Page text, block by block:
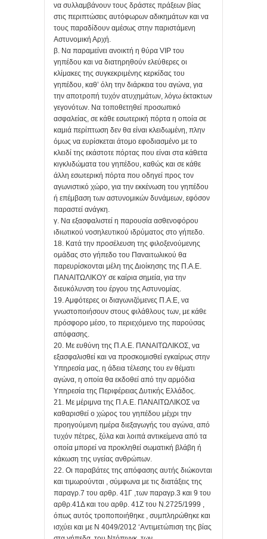
να συλλαμβάνουν τους δράστες πράξεων βίας
στις περιπτώσεις αυτόφωρων αδικημάτων και να
τους παραδίδουν αμέσως στην παριστάμενη
Αστυνομική Αρχή.
β. Να παραμείνει ανοικτή η θύρα VIP του
γηπέδου και να διατηρηθούν ελεύθερες οι
κλίμακες της συγκεκριμένης κερκίδας του
γηπέδου, καθ’ όλη την διάρκεια του αγώνα, για
την αποτροπή τυχόν ατυχημάτων, λόγω έκτακτων
γεγονότων. Να τοποθετηθεί προσωπικό
ασφαλείας, σε κάθε εσωτερική πόρτα η οποία σε
καμιά περίπτωση δεν θα είναι κλειδωμένη, πλην
όμως να ευρίσκεται άτομο εφοδιασμένο με το
κλειδί της εκάστοτε πόρτας που είναι στα κάθετα
κιγκλιδώματα του γηπέδου, καθώς και σε κάθε
άλλη εσωτερική πόρτα που οδηγεί προς τον
αγωνιστικό χώρο, για την εκκένωση του γηπέδου
ή επέμβαση των αστυνομικών δυνάμεων, εφόσον
παραστεί ανάγκη.
γ. Να εξασφαλιστεί η παρουσία ασθενοφόρου
ιδιωτικού νοσηλευτικού ιδρύματος στο γήπεδο.
18. Κατά την προσέλευση της φιλοξενούμενης
ομάδας στο γήπεδο του Παναιτωλικού θα
παρευρίσκονται μέλη της Διοίκησης της Π.Α.Ε.
ΠΑΝΑΙΤΩΛΙΚΟΥ σε καίρια σημεία, για την
διευκόλυνση του έργου της Αστυνομίας.
19. Αμφότερες οι διαγωνιζόμενες Π.Α.Ε, να
γνωστοποιήσουν στους φιλάθλους των, με κάθε
πρόσφορο μέσο, το περιεχόμενο της παρούσας
απόφασης.
20. Με ευθύνη της Π.Α.Ε. ΠΑΝΑΙΤΩΛΙΚΟΣ, να
εξασφαλισθεί και να προσκομισθεί εγκαίρως στην
Υπηρεσία μας, η άδεια τέλεσης του εν θέματι
αγώνα, η οποία θα εκδοθεί από την αρμόδια
Υπηρεσία της Περιφέρειας Δυτικής Ελλάδος.
21. Με μέριμνα της Π.Α.Ε. ΠΑΝΑΙΤΩΛΙΚΟΣ να
καθαρισθεί ο χώρος του γηπέδου μέχρι την
προηγούμενη ημέρα διεξαγωγής του αγώνα, από
τυχόν πέτρες, ξύλα και λοιπά αντικείμενα από τα
οποία μπορεί να προκληθεί σωματική βλάβη ή
κάκωση της υγείας ανθρώπων.
22. Οι παραβάτες της απόφασης αυτής διώκονται
και τιμωρούνται , σύμφωνα με τις διατάξεις της
παραγρ.7 του αρθρ. 41Γ ,των παραγρ.3 και 9 του
αρθρ.41Δ και του αρθρ. 41Ζ του Ν.2725/1999 ,
όπως αυτός τροποποιήθηκε , συμπληρώθηκε και
ισχύει και με Ν 4049/2012 ‘Αντιμετώπιση της βίας